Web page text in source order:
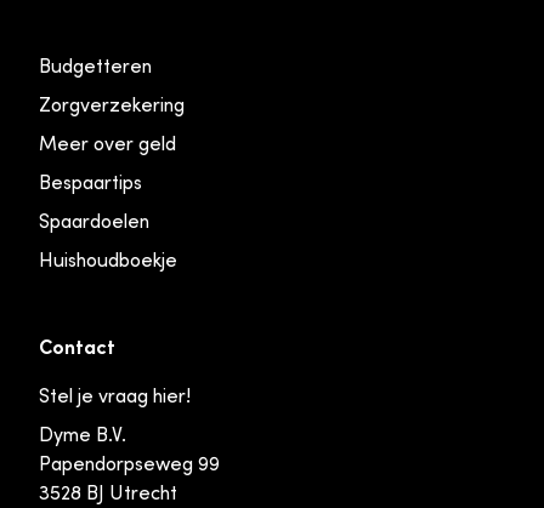
Budgetteren
Zorgverzekering
Meer over geld
Bespaartips
Spaardoelen
Huishoudboekje
Contact
Stel je vraag hier!
Dyme B.V.
Papendorpseweg 99
3528 BJ Utrecht